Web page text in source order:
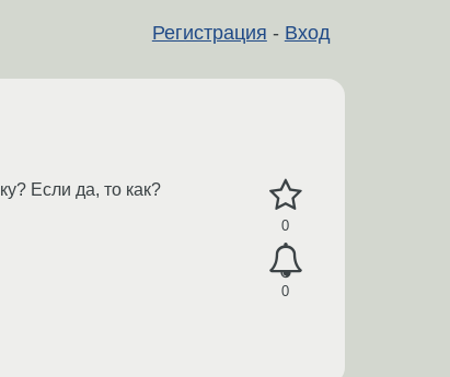
Регистрация - Вход
0
0
Если да, то как?